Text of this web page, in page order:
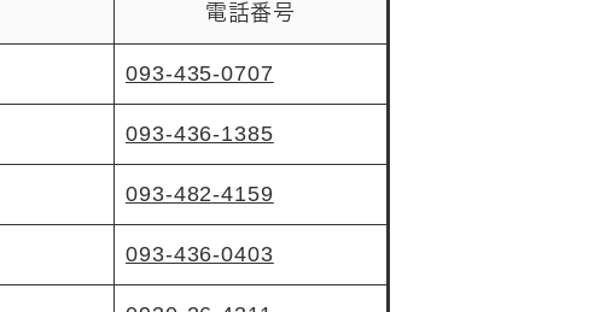
電話番号
093-435-0707
093-436-1385
093-482-4159
093-436-0403